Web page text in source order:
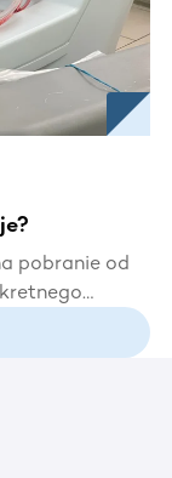
pobranie od
lub